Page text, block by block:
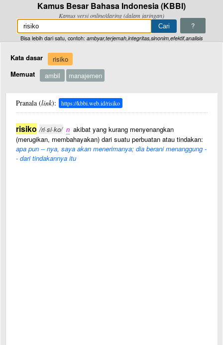
Kamus Besar Bahasa Indonesia (KBBI)
Kamus versi online/daring (dalam jaringan)
?
Bisa lebih dari satu, contoh: ambyar,terjemah,integritas,sinonim,efektif,analisis
Kata dasar
risiko
Memuat
ambil manajemen
Pranala (link): https://kbbi.web.id/risiko
risiko /ri·si·ko/ n akibat yang kurang menyenangkan
(merugikan, membahayakan) dari suatu perbuatan atau tindakan:
apa pun -- nya, saya akan menerimanya; dia berani menanggung -
- dari tindakannya itu